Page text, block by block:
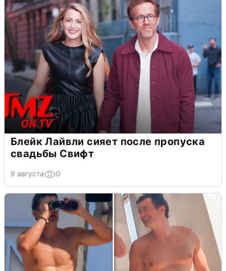
Блейк Лайвли сияет после пропуска
свадьбы Свифт
9 августа 0